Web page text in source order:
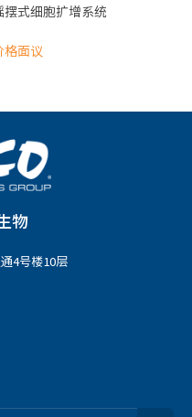
摆式细胞扩增系统
格面议
物
4号楼10层